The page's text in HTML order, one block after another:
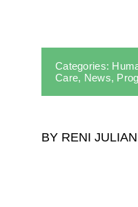
Categories:
Care, News,
BY RENI